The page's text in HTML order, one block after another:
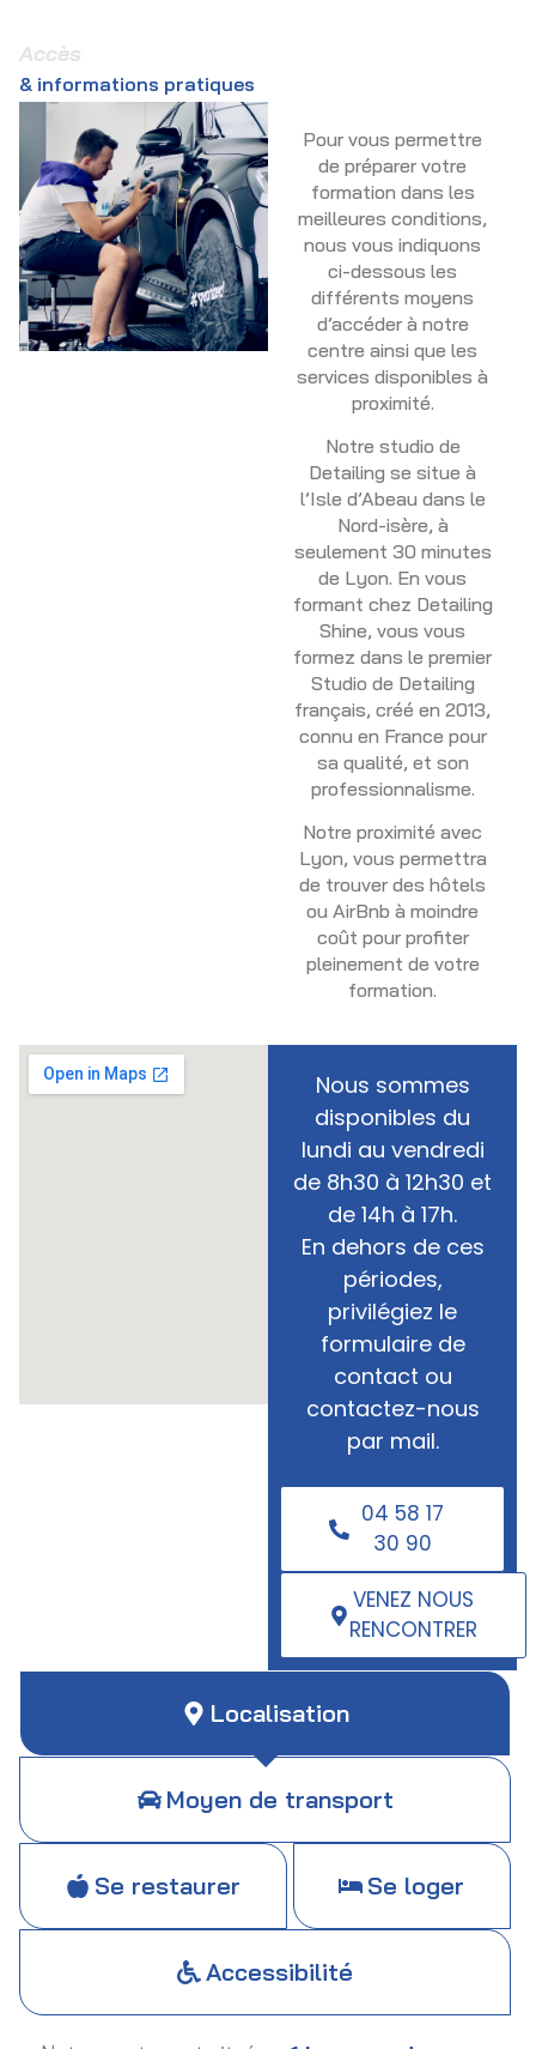
Accès
& informations pratiques
Pour vous permettre
de préparer votre
formation dans les
meilleures conditions,
nous vous indiquons
ci-dessous les
différents moyens
d’accéder à notre
centre ainsi que les
services disponibles à
proximité.
Notre studio de
Detailing se situe à
l’Isle d’Abeau dans le
Nord-isère, à
seulement 30 minutes
de Lyon. En vous
formant chez Detailing
Shine, vous vous
formez dans le premier
Studio de Detailing
français, créé en 2013,
connu en France pour
sa qualité, et son
professionnalisme.
Notre proximité avec
Lyon, vous permettra
de trouver des hôtels
ou AirBnb à moindre
coût pour profiter
pleinement de votre
formation.
Nous sommes
disponibles du
lundi au vendredi
de 8h30 à 12h30 et
de 14h à 17h.
En dehors de ces
périodes,
privilégiez le
formulaire de
contact ou
contactez-nous
par mail.
04 58 17
30 90
VENEZ NOUS
RENCONTRER
Localisation
Moyen de transport
Se restaurer Se loger
Accessibilité